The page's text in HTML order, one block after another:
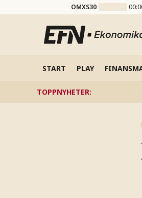
OMXS30
START PLAY
TOPPNYHETER: